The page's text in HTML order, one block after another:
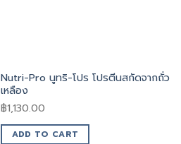
Nutri-Pro นูทริ-โปร โปรตีนสกัดจากถั่ว
เหลือง
฿1,130.00
ADD TO CART